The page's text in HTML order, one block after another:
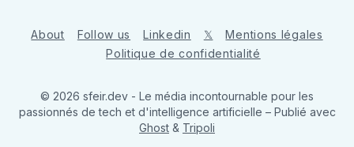
About Follow us Linkedin 𝕏
Mentions légales
Politique de confidentialité
© 2026 sfeir.dev - Le média incontournable pour les
passionnés de tech et d'intelligence artificielle – Publié avec
Ghost & Tripoli